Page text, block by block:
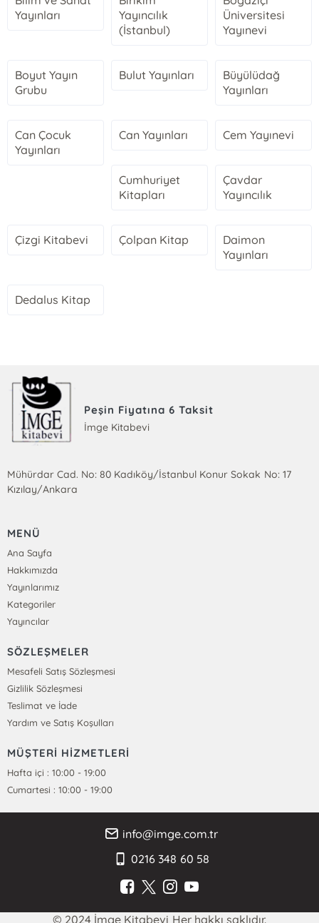
Yayınları
Yayıncılık
(İstanbul)
Üniversitesi
Yayınevi
Boyut Yayın
Grubu
Bulut Yayınları
Büyülüdağ
Yayınları
Can Çocuk
Yayınları
Can Yayınları Cem Yayınevi
Cumhuriyet
Kitapları
Çavdar
Yayıncılık
Çizgi Kitabevi Çolpan Kitap
Daimon
Yayınları
Dedalus Kitap
Peşin Fiyatına 6 Taksit
İmge Kitabevi
Mühürdar Cad. No: 80 Kadıköy/İstanbul Konur Sokak No: 17
Kızılay/Ankara
MENÜ
Ana Sayfa
Hakkımızda
Yayınlarımız
Kategoriler
Yayıncılar
SÖZLEŞMELER
Mesafeli Satış Sözleşmesi
Gizlilik Sözleşmesi
Teslimat ve İade
Yardım ve Satış Koşulları
MÜŞTERİ HİZMETLERİ
Hafta içi : 10:00 - 19:00
Cumartesi : 10:00 - 19:00
info@imge.com.tr
0216 348 60 58
© 2024 İmge Kitabevi Her hakkı saklıdır.